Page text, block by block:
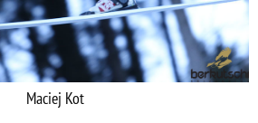
Maciej Kot